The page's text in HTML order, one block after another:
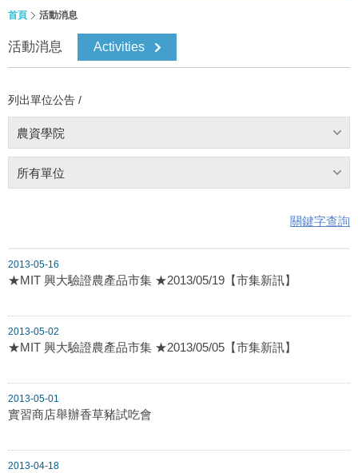
首頁 活動消息
活動消息 Activities
列出單位公告 /
農資學院
所有單位
關鍵字查詢
2013-05-16
★MIT 興大驗證農產品市集 ★2013/05/19【市集新訊】
2013-05-02
★MIT 興大驗證農產品市集 ★2013/05/05【市集新訊】
2013-05-01
實習商店舉辦香草豬試吃會
2013-04-18